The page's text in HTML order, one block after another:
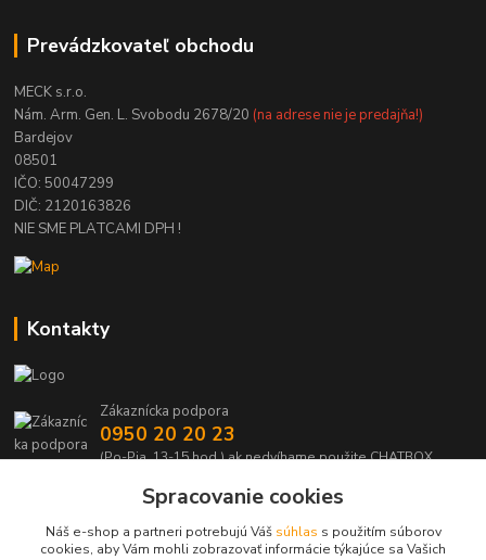
Prevádzkovateľ obchodu
MECK s.r.o.
Nám. Arm. Gen. L. Svobodu 2678/20 (na adrese nie je predajňa!)
Bardejov
08501
IČO: 50047299
DIČ: 2120163826
NIE SME PLATCAMI DPH !
Kontakty
Zákaznícka podpora
0950 20 20 23
(Po-Pia, 13-15 hod.) ak nedvíhame použite CHATBOX
info@kabelmanie.skSpracovanie cookies
Náš e-shop a partneri potrebujú Váš súhlas s použitím súborov
cookies, aby Vám mohli zobrazovať informácie týkajúce sa Vašich